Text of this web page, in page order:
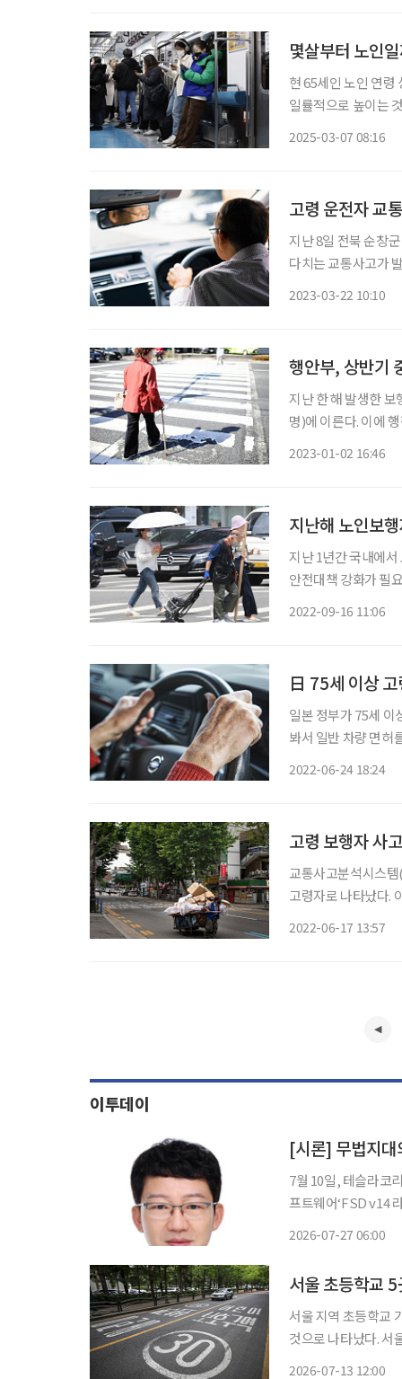
몇살부터 노인
현 65세인 노인 연령
일률적으로 높이는
2025-03-07 08:16
고령 운전자 교
지난 8일 전북 순창
다치는 교통사고가
2023-03-22 10:10
행안부, 상반기
지난 한 해 발생한
명)에 이른다. 이에
2023-01-02 16:46
지난해 노인보
지난 1년간 국내에
안전대책 강화가 필
2022-09-16 11:06
日 75세 이상
일본 정부가 75세 이
봐서 일반 차량 면허
2022-06-24 18:24
고령 보행자 사
교통사고분석시스
고령자로 나타났다.
2022-06-17 13:57
이투데이
[시론] 무법지대
7월 10일, 테슬라코
프트웨어‘FSD v14
2026-07-27 06:00
서울 초등학교
서울 지역 초등학교
것으로 나타났다. 서
2026-07-13 12:00